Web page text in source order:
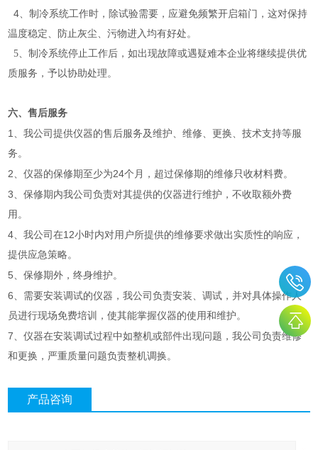
4、制冷系统工作时，除试验需要，应避免频繁开启箱门，这对保持
温度稳定、防止灰尘、污物进入均有好处。
5、制冷系统停止工作后，如出现故障或遇疑难本企业将继续提供优
质服务，予以协助处理。
六、售后服务
1 、我公司提供仪器的售后服务及维护、维修、更换、技术支持等服
务。
2、仪器的保修期至少为24个月，超过保修期的维修只收材料费。
3、保修期内我公司负责对其提供的仪器进行维护，不收取额外费
用。
4、我公司在12小时内对用户所提供的维修要求做出实质性的响应，
提供应急策略。
5、保修期外，终身维护。
6、需要安装调试的仪器，我公司负责安装、调试，并对具体操作人
员进行现场免费培训，使其能掌握仪器的使用和维护。
7、仪器在安装调试过程中如整机或部件出现问题，我公司负责维修
和更换，严重质量问题负责整机调换。
产品咨询